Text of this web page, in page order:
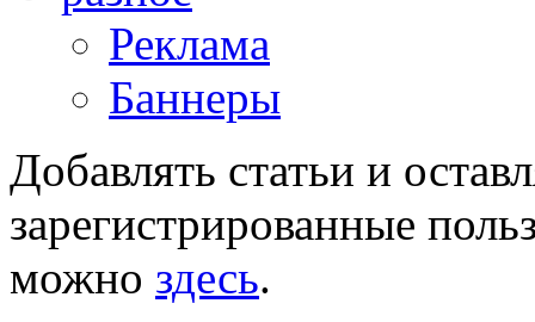
Реклама
Баннеры
Добавлять статьи и
зарегистрированные
можно здесь.